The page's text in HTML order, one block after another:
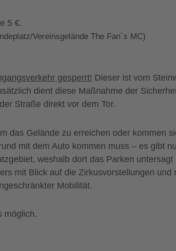
5 €.
Vereinsgelände The Fan`s MC)
gesperrt! Dieser ist vom
dient diese Maßnahme der
Straße direkt vor dem Tor.
das Gelände zu erreichen oder kommen
mit dem Auto kommen muss – es gibt
weshalb dort das Parken
mit Blick auf die Zirkusvorstellungen und
Mobilität.
möglich.